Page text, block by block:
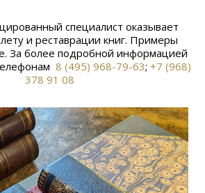
специалист оказывает
и реставрации книг. Примеры
За более подробной информацией
8 (495) 968-79-63; +7 (968)
378 91 08